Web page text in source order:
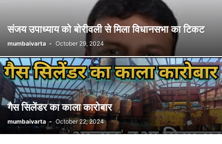
संजय उपाध्याय को बोरीवली से मिला विधानसभा का टिकट
mumbaivarta - October 29, 2024
गैस सिलेंडर का काला कारोबार
mumbaivarta - October 22, 2024